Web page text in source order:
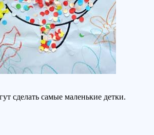
сделать самые маленькие детки.